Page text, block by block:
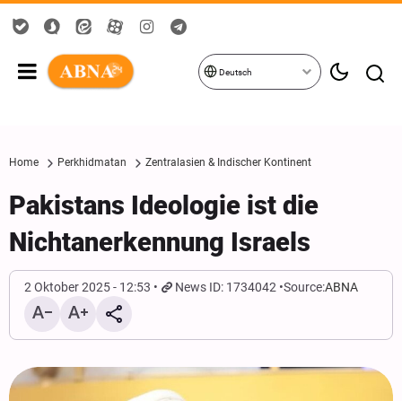
Deutsch
Home Perkhidmatan Zentralasien & Indischer Kontinent
Pakistans Ideologie ist die
Nichtanerkennung Israels
2 Oktober 2025 - 12:53 News ID: 1734042 Source:ABNA